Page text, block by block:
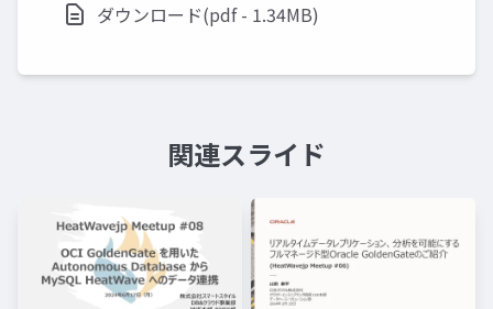
ダウンロード(pdf - 1.34MB)
関連スライド